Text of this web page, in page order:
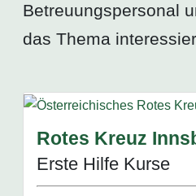
Betreuungspersonal
das Thema
Rotes Kreuz
Erste Hilfe Kurse